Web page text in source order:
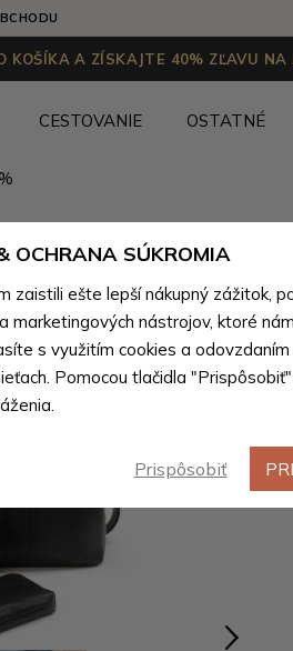
KOŠÍKA A ZÍSKAJTE 40% ZĽAVU NA
CESTOVANIE OSTATNÉ
OCHRANA SÚKROMIA
zaistili ešte lepší nákupný zážitok,
marketingových nástrojov, ktoré
s využitím cookies a
Pomocou tlačidla
Prispôsobiť